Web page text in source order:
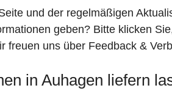
und der regelmäßigen
geben? Bitte klicken
freuen uns über Feedback &
in Auhagen liefern